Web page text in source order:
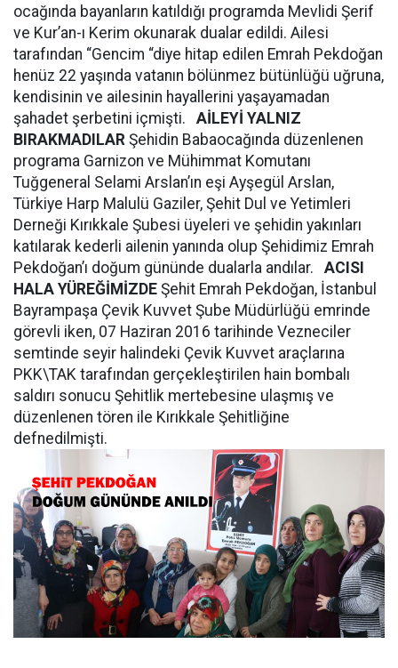
ocağında bayanların katıldığı programda Mevlidi Şerif
ve Kur’an-ı Kerim okunarak dualar edildi. Ailesi
tarafından “Gencim “diye hitap edilen Emrah Pekdoğan
henüz 22 yaşında vatanın bölünmez bütünlüğü uğruna,
kendisinin ve ailesinin hayallerini yaşayamadan
şahadet şerbetini içmişti. AİLEYİ YALNIZ
BIRAKMADILAR Şehidin Babaocağında düzenlenen
programa Garnizon ve Mühimmat Komutanı
Tuğgeneral Selami Arslan’ın eşi Ayşegül Arslan,
Türkiye Harp Malulü Gaziler, Şehit Dul ve Yetimleri
Derneği Kırıkkale Şubesi üyeleri ve şehidin yakınları
katılarak kederli ailenin yanında olup Şehidimiz Emrah
Pekdoğan’ı doğum gününde dualarla andılar. ACISI
HALA YÜREĞİMİZDE Şehit Emrah Pekdoğan, İstanbul
Bayrampaşa Çevik Kuvvet Şube Müdürlüğü emrinde
görevli iken, 07 Haziran 2016 tarihinde Vezneciler
semtinde seyir halindeki Çevik Kuvvet araçlarına
PKK\TAK tarafından gerçekleştirilen hain bombalı
saldırı sonucu Şehitlik mertebesine ulaşmış ve
düzenlenen tören ile Kırıkkale Şehitliğine
defnedilmişti.